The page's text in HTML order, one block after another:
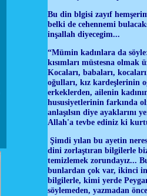
Bu din blgisi zayıf
belki de cehennemi
inşallah diyecegim...
“Mümin kadınlara da
kısımları müstesna
Kocaları, babaları,
oğulları, kız kardeşlerinin
erkeklerden, ailenin
hususiyetlerinin farkında
anlaşılsın diye
Allah'a tevbe ediniz ki
Şimdi yılan bu ayetin
dini zorlaştıran bilgilerle
temizlemek zorundayız...
bunlardan çok var, ikinci
bilgilerle, kimi yerde
söylemeden, yazmadan